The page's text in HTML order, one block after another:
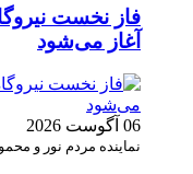
آغاز می‌شود
06 آگوست 2026
نماینده مردم نور و